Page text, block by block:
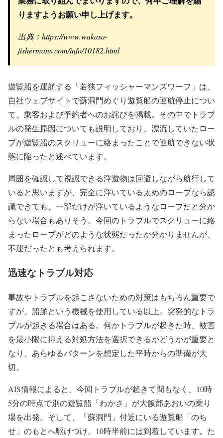
りますようお願い申し上げます。
出典：https://www.wakasa-
fishermans.com/info/10182.html
遊覧船を運航する「若狭フィッシャーマンズワーフ」は、
自社ウェブサイトで蘇洞門めぐり遊覧船の運航停止につい
て、乗客および予約者へのお詫びを掲載。その中でトラブ
ルの発生原因についても説明しており、漂流していたロー
プが遊覧船のスクリューに絡まったことで運航できない状
態に陥ったと述べています。
周囲を確認して視認できる浮遊物は回避しながら航行して
いると思いますが、完全に浮いている太めのロープなら認
識できても、一部だけが浮いているようなロープだと分か
らない場合もありそう。今回のトラブルでスクリューに絡
まったロープがどのような状態だったか分かりませんが、
不運だったとも考えられます。
迅速なトラブル対応
事故やトラブルを起こさないための対策はもちろん重要で
すが、船舶という機械を使用している以上、突発的なトラ
ブルが起きる場合はある。何かトラブルが起きた時、被害
を最小限に抑える対処方法を選択できるかどうかが重要と
なり、あらゆるパターンを想定した平時からの準備が大
切。
AIS情報によると、今回トラブルが起きて間もなく、10時
5分の時点で別の遊覧船「わかさ」が大飯郡あおいの乗り
場を出発。そして、「蘇洞門」付近にいる遊覧船「のち
せ」のもとへ駆けつけ、10時半前には到着しています。た